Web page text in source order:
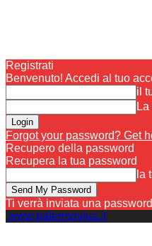
Registrati
Benvenuto! Accedi al tuo
il
Forgot your password? Get
Recupero della password
Recupera la tua password
la
Ti verrà inviata una
www.palermoviva.it